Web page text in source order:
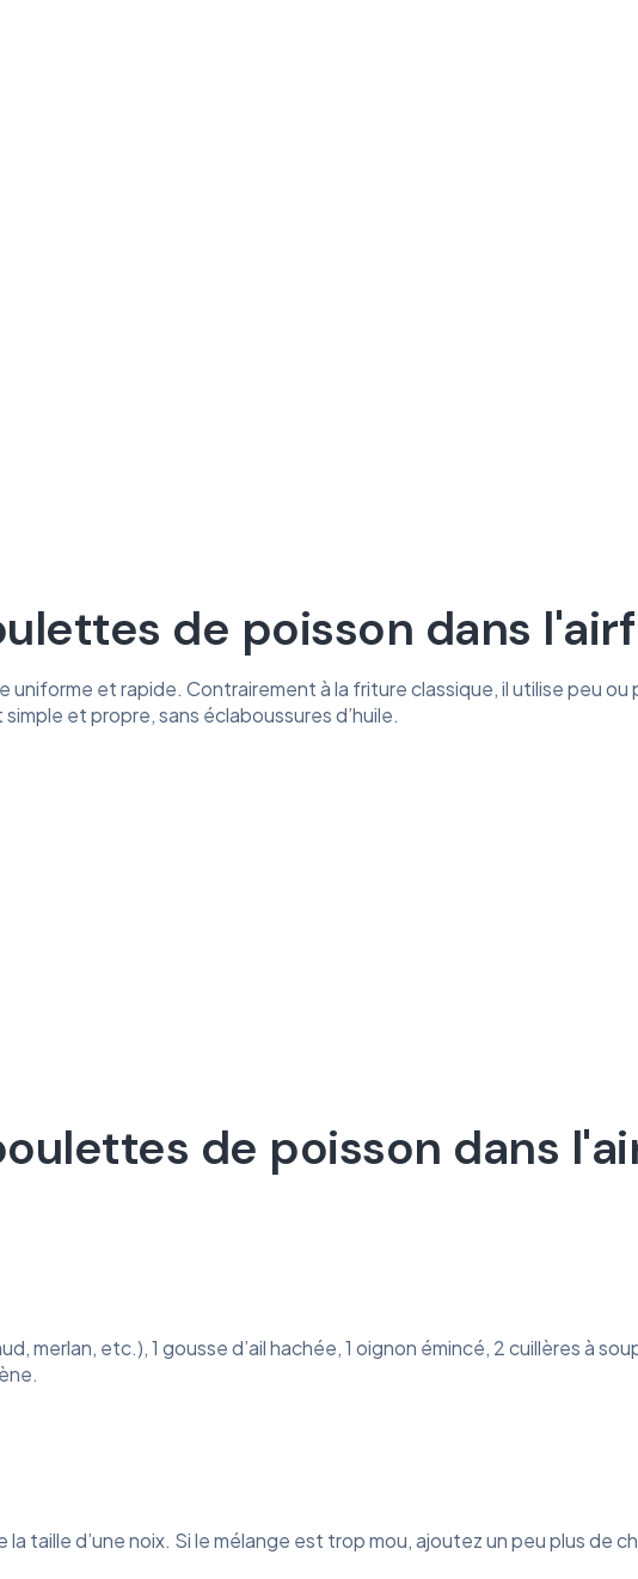
de poisson dans
et rapide. Contrairement à la friture classique, il utilise peu ou
et propre, sans éclaboussures d’huile.
de poisson dans
merlan, etc.), 1 gousse d’ail hachée, 1 oignon émincé, 2 cuillères à
taille d’une noix. Si le mélange est trop mou, ajoutez un peu plus de